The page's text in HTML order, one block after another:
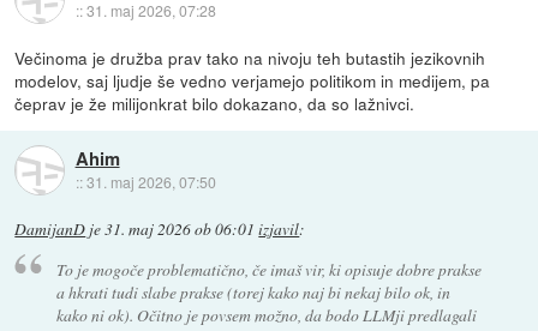
::31. maj 2026, 07:28
Večinoma je družba prav tako na nivoju teh butastih jezikovnih
modelov, saj ljudje še vedno verjamejo politikom in medijem, pa
čeprav je že milijonkrat bilo dokazano, da so lažnivci.
Ahim
::31. maj 2026, 07:50
DamijanD je31. maj 2026 ob 06:01 izjavil:
To je mogoče problematično, če imaš vir, ki opisuje dobre prakse
a hkrati tudi slabe prakse (torej kako naj bi nekaj bilo ok, in
kako ni ok). Očitno je povsem možno, da bodo LLMji predlagali